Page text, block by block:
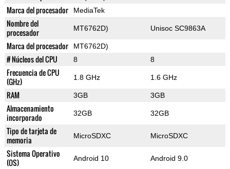
Marca del procesador MediaTek
Nombre del
procesador
MT6762D) Unisoc SC9863A
Marca del procesador MT6762D)
# Núcleos del CPU 8 8
Frecuencia de CPU
(GHz)
1.8 GHz 1.6 GHz
RAM 3GB 3GB
Almacenamiento
incorporado
32GB 32GB
Tipo de tarjeta de
memoria
MicroSDXC MicroSDXC
Sistema Operativo
(OS)
Android 10 Android 9.0